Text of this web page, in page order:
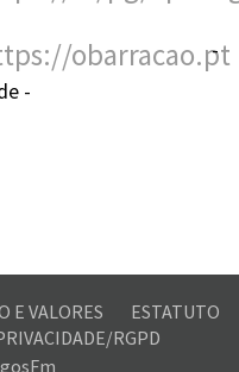
-
-
E VALORES
ESTATUTO
RGPD